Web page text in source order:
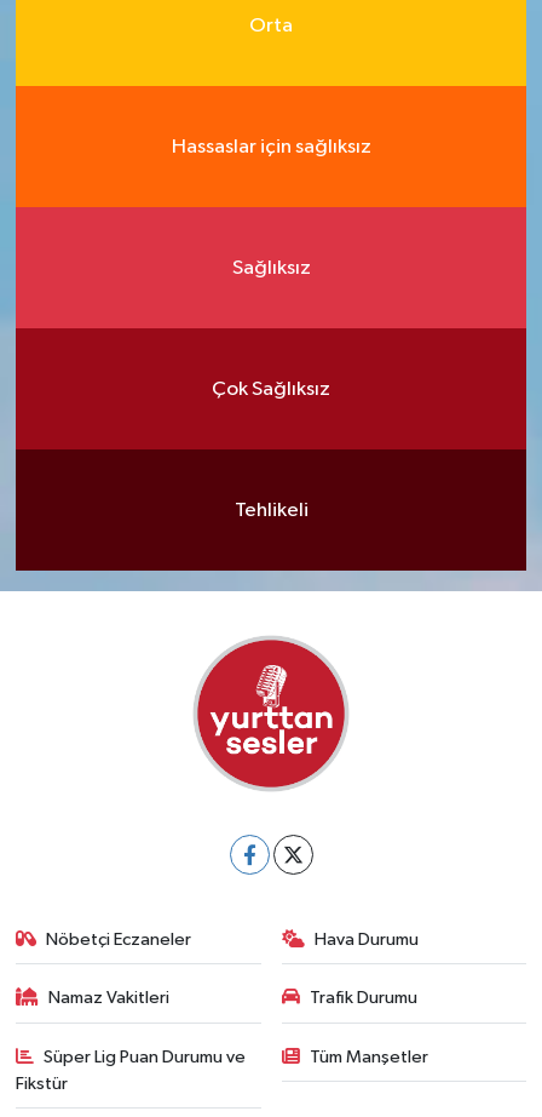
Orta
Hassaslar için sağlıksız
Sağlıksız
Çok Sağlıksız
Tehlikeli
Nöbetçi Eczaneler Hava Durumu
Namaz Vakitleri Trafik Durumu
Süper Lig Puan Durumu ve
Fikstür
Tüm Manşetler